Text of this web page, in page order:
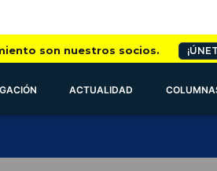
son nuestros socios.
ACTUALIDAD